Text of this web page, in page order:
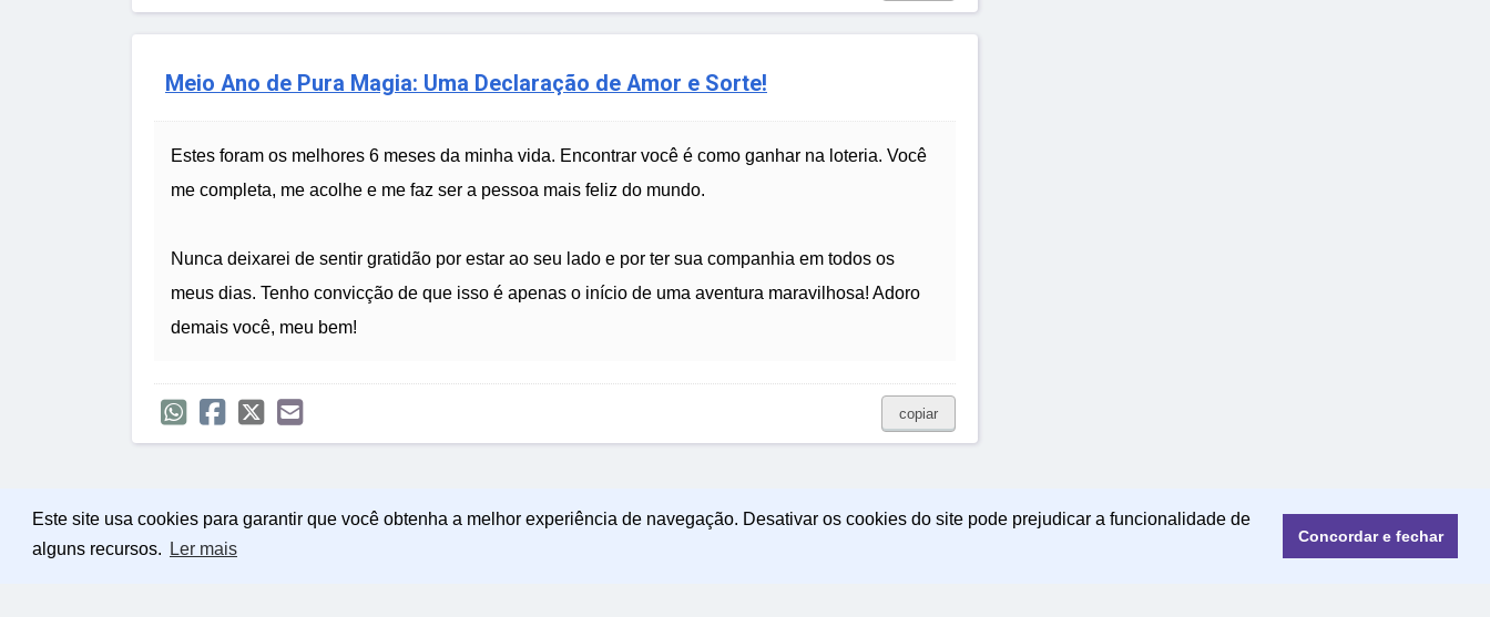
Este site usa cookies para garantir que você obtenha a melhor experiência de navegação. Desativar os cookies do site pode prejudicar a funcionalidade de
alguns recursos.
Ler mais
Concordar e fechar
Meio Ano de Pura Magia: Uma Declaração de Amor e Sorte!
Estes foram os melhores 6 meses da minha vida. Encontrar você é como ganhar na loteria. Você
me completa, me acolhe e me faz ser a pessoa mais feliz do mundo.
Nunca deixarei de sentir gratidão por estar ao seu lado e por ter sua companhia em todos os
meus dias. Tenho convicção de que isso é apenas o início de uma aventura maravilhosa! Adoro
demais você, meu bem!
copiar